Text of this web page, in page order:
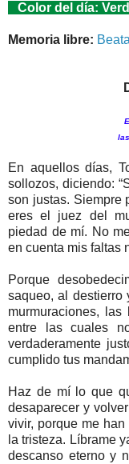
Color del día:
Memoria libre:
En aquellos días,
sollozos, diciendo:
son justas. Siempre
eres el juez del
piedad de mí. No
en cuenta mis faltas
Porque
saqueo, al destierro
murmuraciones,
entre las cuales
verdaderamente
cumplido tus
Haz de mí lo que
desaparecer y
vivir, porque me
la tristeza. Líbrame
descanso eterno y